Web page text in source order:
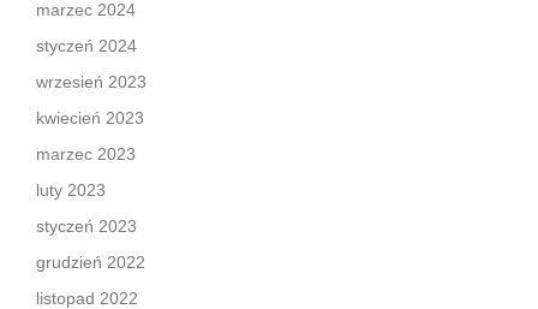
marzec 2024
styczeń 2024
wrzesień 2023
kwiecień 2023
marzec 2023
luty 2023
styczeń 2023
grudzień 2022
listopad 2022